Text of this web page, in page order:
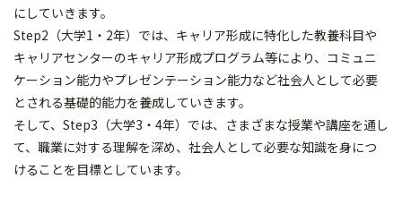
にしていきます。
Step2（大学1・2年）では、キャリア形成に特化した教養科目や
キャリアセンターのキャリア形成プログラム等により、コミュニ
ケーション能力やプレゼンテーション能力など社会人として必要
とされる基礎的能力を養成していきます。
そして、Step3（大学3・4年）では、さまざまな授業や講座を通し
て、職業に対する理解を深め、社会人として必要な知識を身につ
けることを目標としています。